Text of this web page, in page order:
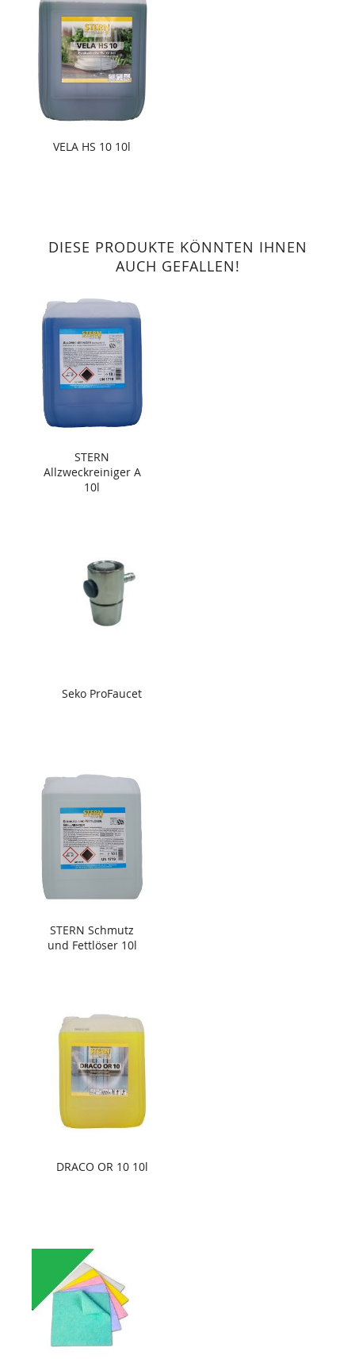
VELA HS 10 10l
DIESE PRODUKTE KÖNNTEN IHNEN
AUCH GEFALLEN!
STERN
Allzweckreiniger A
10l
Seko ProFaucet
STERN Schmutz
und Fettlöser 10l
DRACO OR 10 10l